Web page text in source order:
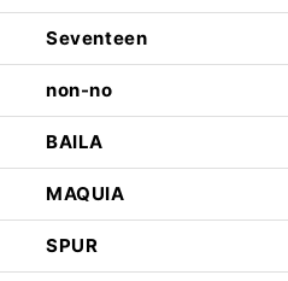
Seventeen
non-no
BAILA
MAQUIA
SPUR